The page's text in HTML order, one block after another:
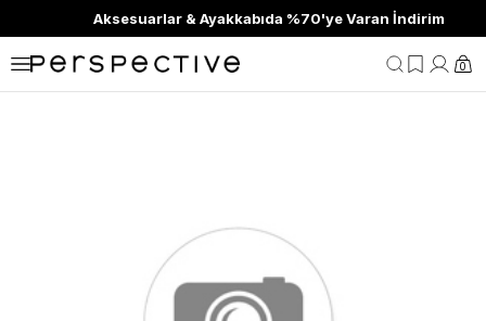
Aksesuarlar & Ayakkabıda %70'ye Varan İndirim
0